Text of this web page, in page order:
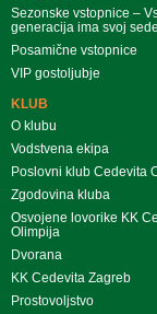
Sezonske vstopnice –
generacija ima svoj
Posamične vstopnice
VIP gostoljubje
KLUB
O klubu
Vodstvena ekipa
Poslovni klub Cedevita
Zgodovina kluba
Osvojene lovorike KK
Olimpija
Dvorana
KK Cedevita Zagreb
Prostovoljstvo